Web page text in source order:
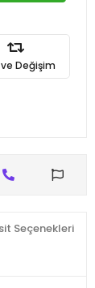
Değişim
Seçenekleri